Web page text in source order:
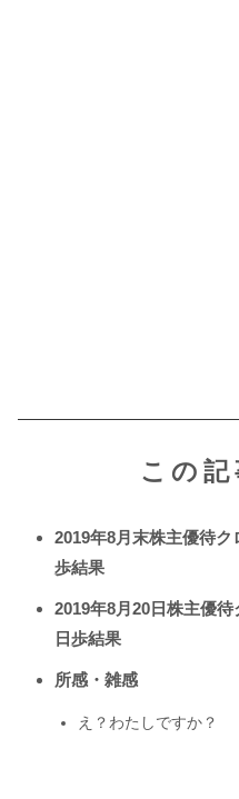
この記
2019年8月末株主優待ク
歩結果
2019年8月20日株主優
日歩結果
所感・雑感
え？わたしですか？